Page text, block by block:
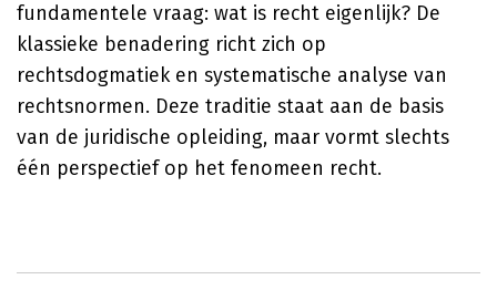
fundamentele vraag: wat is recht eigenlijk? De
klassieke benadering richt zich op
rechtsdogmatiek en systematische analyse van
rechtsnormen. Deze traditie staat aan de basis
van de juridische opleiding, maar vormt slechts
één perspectief op het fenomeen recht.